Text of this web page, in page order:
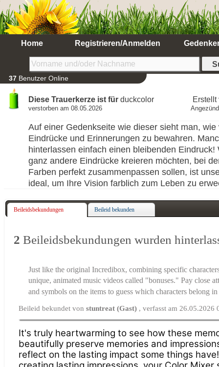
Home Registrieren/Anmelden
37 Benutzer Online
Diese Trauerkerze ist für duckcolor
verstorben am 08.05.2026
Auf einer Gedenkseite wie dieser sieht man, wie
Eindrücke und Erinnerungen zu bewahren.
hinterlassen einfach einen bleibenden Eindruck!
ganz andere Eindrücke kreieren möchten, bei
Farben perfekt zusammenpassen sollen, ist
ideal, um Ihre Vision farblich zum Leben zu
Beileidsbekundungen Beileid bekunden
2 Beileidsbekundungen wurden
Just like the original Incredibox, combining specific
unique, animated music videos called "bonuses." Pay close
and symbols on the items to guess which characters belong
Beileid bekundet vonstuntreat (Gast) , verfasst am 26.05.2026
It's truly heartwarming to see how these
beautifully preserve memories and
reflect on the lasting impact some things